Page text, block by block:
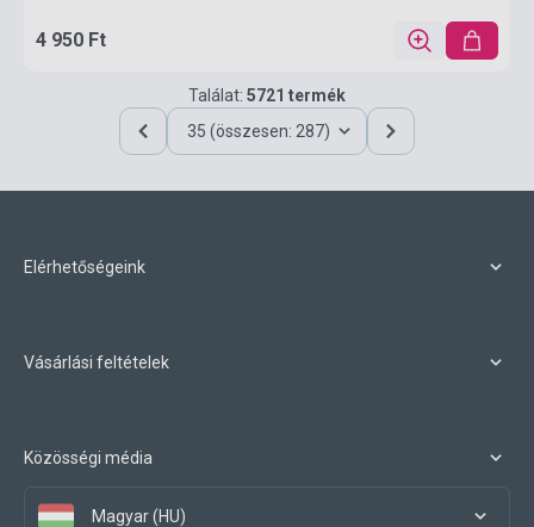
4 950 Ft
Találat: 5721 termék
35 (összesen: 287)
Elérhetőségeink
Vásárlási feltételek
Közösségi média
Magyar (HU)